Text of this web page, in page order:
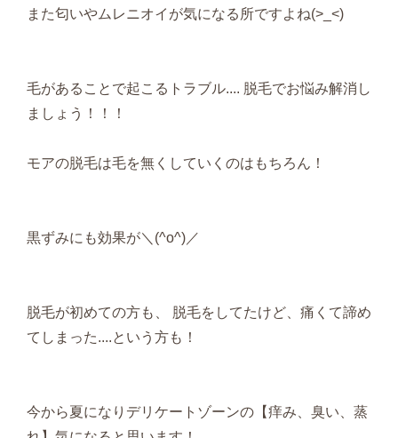
また匂いやムレニオイが気になる所ですよね(>_<)
毛があることで起こるトラブル.... 脱毛でお悩み解消し
ましょう！！！
モアの脱毛は毛を無くしていくのはもちろん！
黒ずみにも効果が＼(^o^)／
脱毛が初めての方も、 脱毛をしてたけど、痛くて諦め
てしまった....という方も！
今から夏になりデリケートゾーンの【痒み、臭い、蒸